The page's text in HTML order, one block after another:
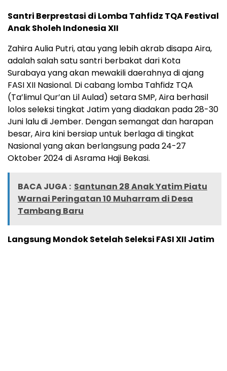
Santri Berprestasi di Lomba Tahfidz TQA Festival
Anak Sholeh Indonesia XII
Zahira Aulia Putri, atau yang lebih akrab disapa Aira,
adalah salah satu santri berbakat dari Kota
Surabaya yang akan mewakili daerahnya di ajang
FASI XII Nasional. Di cabang lomba Tahfidz TQA
(Ta’limul Qur’an Lil Aulad) setara SMP, Aira berhasil
lolos seleksi tingkat Jatim yang diadakan pada 28-30
Juni lalu di Jember. Dengan semangat dan harapan
besar, Aira kini bersiap untuk berlaga di tingkat
Nasional yang akan berlangsung pada 24-27
Oktober 2024 di Asrama Haji Bekasi.
BACA JUGA : Santunan 28 Anak Yatim Piatu
Warnai Peringatan 10 Muharram di Desa
Tambang Baru
Langsung Mondok Setelah Seleksi FASI XII Jatim